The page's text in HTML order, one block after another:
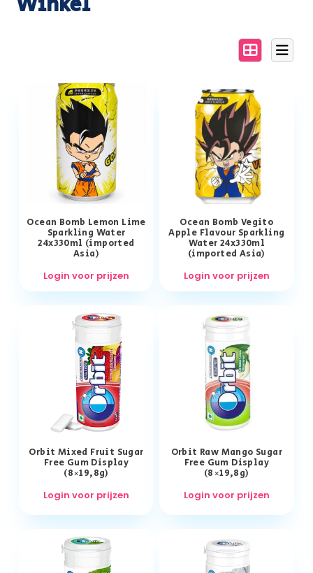
Ocean Bomb Lemon Lime
Sparkling Water
24x330ml (imported
Asia)
Login voor prijzen
Ocean Bomb Vegito
Apple Flavour Sparkling
Water 24x330ml
(imported Asia)
Login voor prijzen
Orbit Mixed Fruit Sugar
Free Gum Display
(8×19,8g)
Login voor prijzen
Orbit Raw Mango Sugar
Free Gum Display
(8×19,8g)
Login voor prijzen